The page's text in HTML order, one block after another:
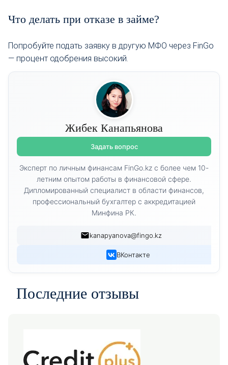
Что делать при отказе в займе?
Попробуйте подать заявку в другую МФО через FinGo
— процент одобрения высокий.
Жибек Канапьянова
Задать вопрос
Эксперт по личным финансам FinGo.kz с более чем 10-
летним опытом работы в финансовой сфере.
Дипломированный специалист в области финансов,
профессиональный бухгалтер с аккредитацией
Минфина РК.
kanapyanova@fingo.kz
ВКонтакте
Последние отзывы